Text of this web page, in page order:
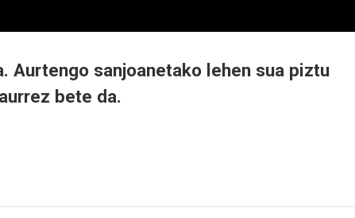
Aurtengo sanjoanetako lehen sua piztu
bete da.